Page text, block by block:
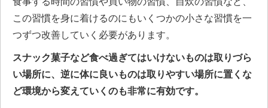
この習慣を身に着けるのにもいくつかの小さな習慣を一
つずつ改善していく必要があります。
スナック菓子など食べ過ぎてはいけないものは取りづら
い場所に、逆に体に良いものは取りやすい場所に置くな
ど環境から変えていくのも非常に有効です。